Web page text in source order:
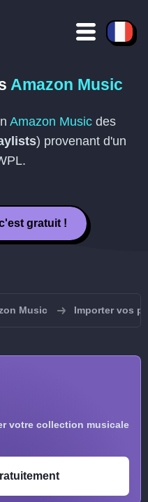
Amazon Music
Amazon Music des
) provenant d'un
.
gratuit !
Music Importer vos
votre collection musicale